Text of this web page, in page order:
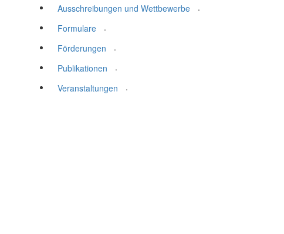
Ausschreibungen und Wettbewerbe
.
Formulare
.
Förderungen
.
Publikationen
.
Veranstaltungen
.